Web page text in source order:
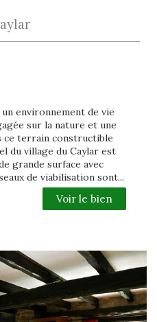
environnement de vie
sur la nature et une
ce terrain constructible
du village du Caylar est
grande surface avec
de viabilisation sont...
Voir le bien